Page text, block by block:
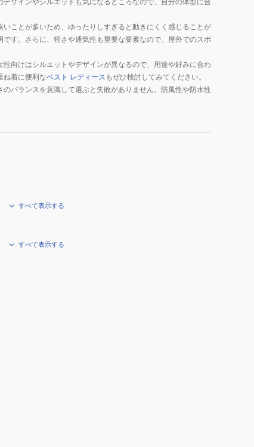
ことが多いため、ゆったりしすぎると動きにくく感じることが
す。さらに、軽さや通気性も重要な要素なので、屋外でのスポ
向けはシルエットやデザインが異なるので、用途や好みに合わ
ね着に便利なベスト レディース もぜひ検討してみてください。
バランスを意識して選ぶと失敗がありません。防風性や防水性
すべて表示する
すべて表示する